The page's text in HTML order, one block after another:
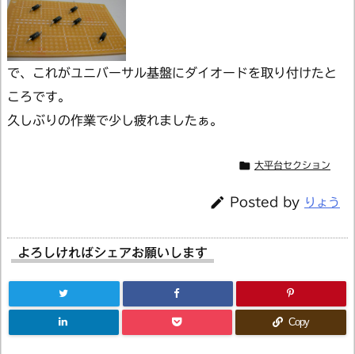
で、これがユニバーサル基盤にダイオードを取り付けたと
ころです。
久しぶりの作業で少し疲れましたぁ。
 大平台セクション
 Posted by りょう
よろしければシェアお願いします
Copy